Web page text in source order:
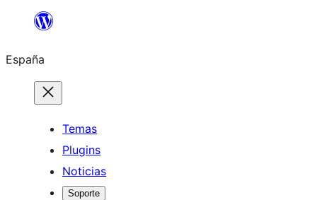
Saltar
contenido
España
Temas
Plugins
Noticias
Soporte